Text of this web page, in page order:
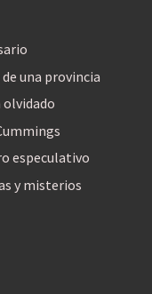
una provincia
especulativo
y misterios